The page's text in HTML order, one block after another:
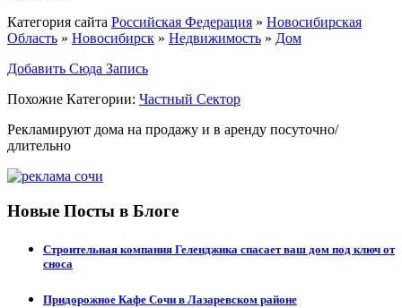
Категория сайта Российская Федерация » Новосибирская
Область » Новосибирск » Недвижимость » Дом
Добавить Сюда Запись
Похожие Категории: Частный Сектор
Рекламируют дома на продажу и в аренду посуточно/
длительно
Новые Посты в Блоге
Строительная компания Геленджика спасает ваш дом под ключ от
сноса
Придорожное Кафе Сочи в Лазаревском районе